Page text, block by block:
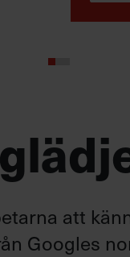
att
Googles